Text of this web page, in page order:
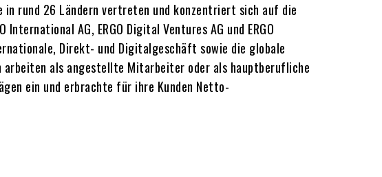
in rund 26 Ländern vertreten und konzentriert sich auf die
AG, ERGO Digital Ventures AG und ERGO
Direkt- und Digitalgeschäft sowie die globale
arbeiten als angestellte Mitarbeiter oder als hauptberufliche
ein und erbrachte für ihre Kunden Netto-